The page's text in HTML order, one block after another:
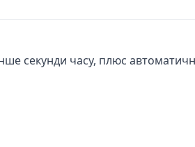
секунди часу, плюс